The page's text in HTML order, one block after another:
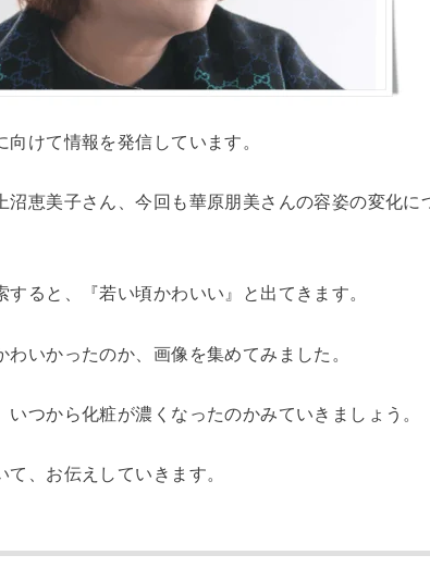
けて情報を発信しています。
沼恵美子さん、今回も華原朋美さんの容姿の変化に
ると、『若い頃かわいい』と出てきます。
わいかったのか、画像を集めてみました。
つから化粧が濃くなったのかみていきましょう。
て、お伝えしていきます。